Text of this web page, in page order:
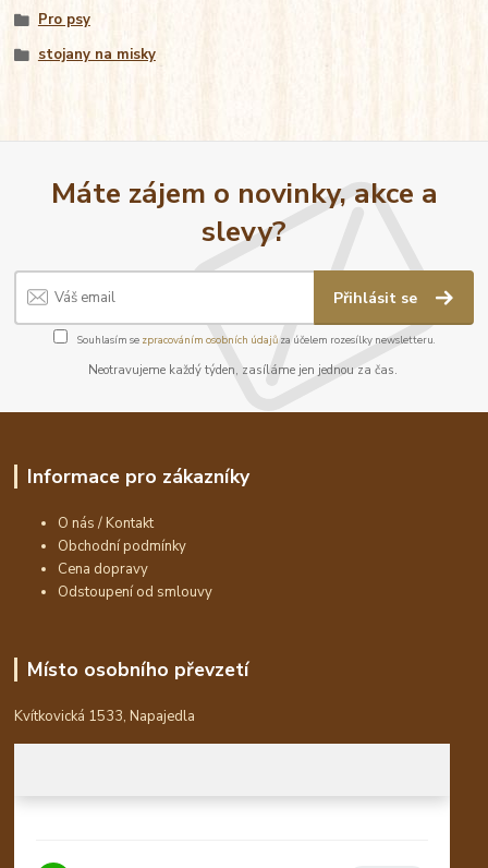
Pro psy
stojany na misky
Máte zájem o novinky, akce a
slevy?
Přihlásit se
Souhlasím se zpracováním osobních údajůza účelem rozesílky newsletteru.
Neotravujeme každý týden, zasíláme jen jednou za čas.
Informace pro zákazníky
O nás / Kontakt
Obchodní podmínky
Cena dopravy
Odstoupení od smlouvy
Místo osobního převzetí
Kvítkovická 1533, Napajedla